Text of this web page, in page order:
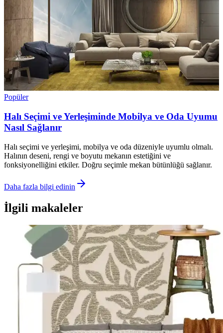
Popüler
Halı Seçimi ve Yerleşiminde Mobilya ve Oda Uyumu
Nasıl Sağlanır
Halı seçimi ve yerleşimi, mobilya ve oda düzeniyle uyumlu olmalı.
Halının deseni, rengi ve boyutu mekanın estetiğini ve
fonksiyonelliğini etkiler. Doğru seçimle mekan bütünlüğü sağlanır.
Daha fazla bilgi edinin
İlgili makaleler